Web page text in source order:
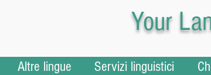
Your
Servizi linguistici
Altre lingue